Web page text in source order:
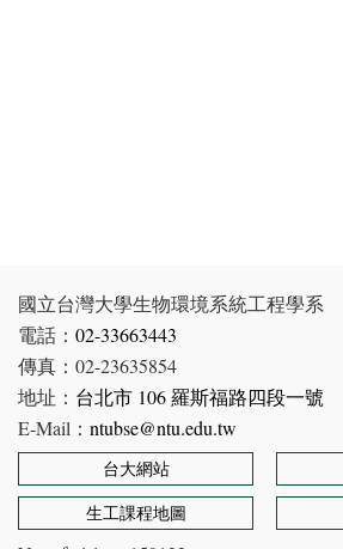
國立台灣大學生物環境系統工程學系
電話： 02-33663443
傳真：02-23635854
地址： 台北市 106 羅斯福路四段一號
E-Mail： ntubse@ntu.edu.tw
台大網站
生工課程地圖